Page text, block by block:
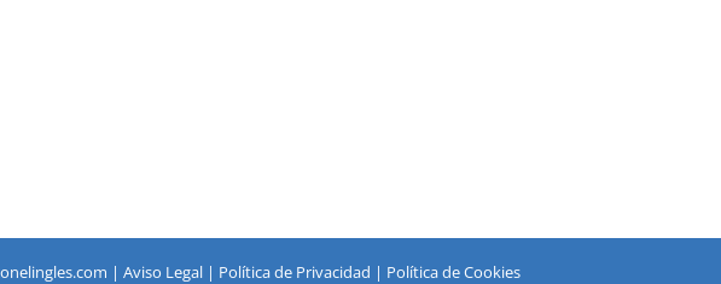
| Aviso Legal| Política de Privacidad | Política de Cookies